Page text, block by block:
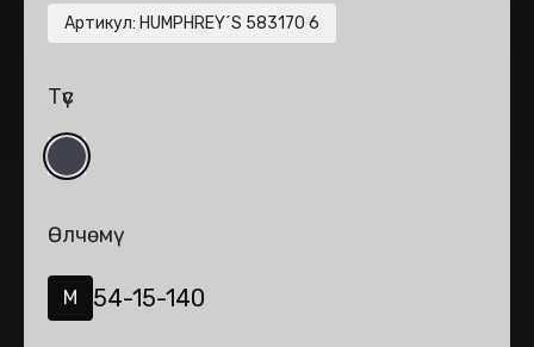
Артикул: HUMPHREY´S 583170 6
Түс
Өлчөмү
M 54-15-140